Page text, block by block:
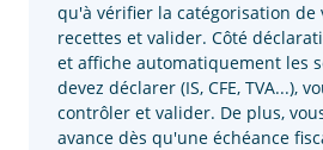
qu'à vérifier la catégorisation de
recettes et valider. Côté
et affiche automatiquement les
devez déclarer (IS, CFE, TVA...),
contrôler et valider. De plus,
avance dès qu'une échéance